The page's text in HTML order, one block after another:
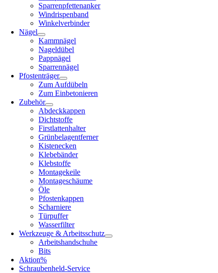
Sparrenpfettenanker
Windrispenband
Winkelverbinder
Nägel
Kammnägel
Nageldübel
Pappnägel
Sparrennägel
Pfostenträger
Zum Aufdübeln
Zum Einbetonieren
Zubehör
Abdeckkappen
Dichtstoffe
Firstlattenhalter
Grünbelagentferner
Kistenecken
Klebebänder
Klebstoffe
Montagekeile
Montageschäume
Öle
Pfostenkappen
Scharniere
Türpuffer
Wasserfilter
Werkzeuge & Arbeitsschutz
Arbeitshandschuhe
Bits
Aktion%
Schraubenheld-Service